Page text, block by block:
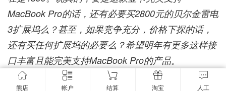
MacBook Pro的话，还有必要买2800元的贝尔金雷电
3扩展坞么？甚至，如果竞争充分，价格下探的话，
还有买任何扩展坞的必要么？希望明年有更多这样接
口丰富且能完美支持MacBook Pro的产品。
***********************************************************
熊店 帐户 结算 淘宝 人工